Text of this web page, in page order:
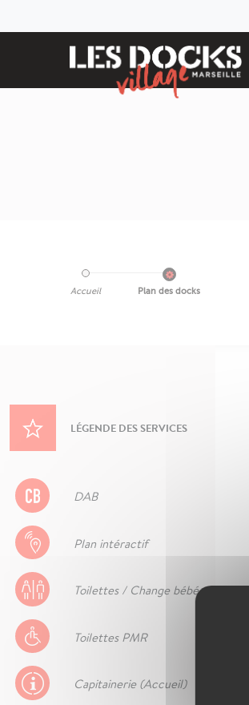
Accueil Plan des docks
LÉGENDE DES SERVICES
DAB
Plan intéractif
Toilettes / Change bébé
Toilettes PMR
Capitainerie (Accueil)